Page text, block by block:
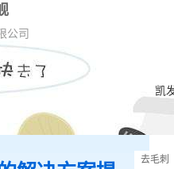
公司
凯